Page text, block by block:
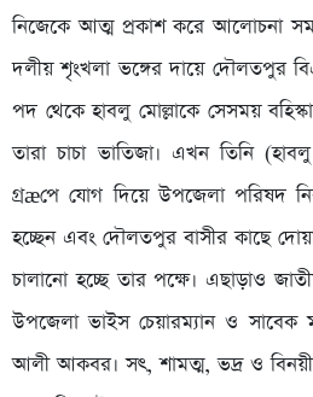
নিজেকে আত্ম প্রকাশ করে আলোচনা
দলীয় শৃংখলা ভঙ্গের দায়ে দৌলতপুর
পদ থেকে হাবলু মোল্লাকে সেসময়
তারা চাচা ভাতিজা। এখন তিনি
গ্রæপে যোগ দিয়ে উপজেলা পরিষদ
হচ্ছেন এবং দৌলতপুর বাসীর কাছে
চালানো হচ্ছে তার পক্ষে। এছাড়াও জাতীয়
উপজেলা ভাইস চেয়ারম্যান ও সাবেক
আলী আকবর। সৎ, শামত্ম, ভদ্র ও বিনয়ী